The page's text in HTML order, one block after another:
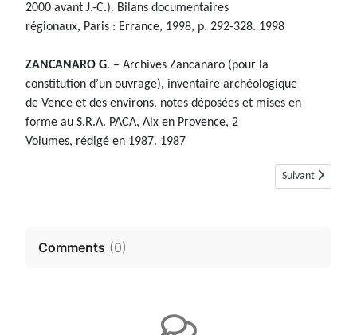
2000 avant J.-C.). Bilans documentaires
régionaux, Paris : Errance, 1998, p. 292-328. 1998
ZANCANARO G. – Archives Zancanaro (pour la
constitution d’un ouvrage), inventaire archéologique
de Vence et des environs, notes déposées et mises en
forme au S.R.A. PACA, Aix en Provence, 2
Volumes, rédigé en 1987. 1987
Article suivant :
Suivant
Comments (0)